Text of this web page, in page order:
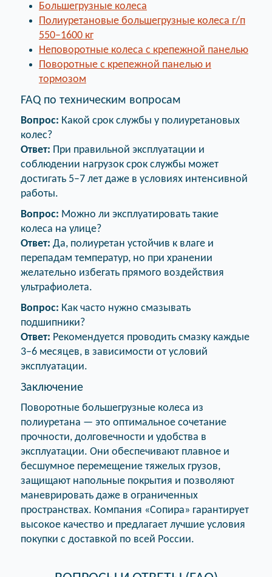
Большегрузные колеса
Полиуретановые большегрузные колеса г/п
550–1600 кг
Неповоротные колеса с крепежной панелью
Поворотные с крепежной панелью и
тормозом
FAQ по техническим вопросам
Вопрос: Какой срок службы у полиуретановых
колес?
Ответ: При правильной эксплуатации и
соблюдении нагрузок срок службы может
достигать 5–7 лет даже в условиях интенсивной
работы.
Вопрос: Можно ли эксплуатировать такие
колеса на улице?
Ответ: Да, полиуретан устойчив к влаге и
перепадам температур, но при хранении
желательно избегать прямого воздействия
ультрафиолета.
Вопрос: Как часто нужно смазывать
подшипники?
Ответ: Рекомендуется проводить смазку каждые
3–6 месяцев, в зависимости от условий
эксплуатации.
Заключение
Поворотные большегрузные колеса из
полиуретана — это оптимальное сочетание
прочности, долговечности и удобства в
эксплуатации. Они обеспечивают плавное и
бесшумное перемещение тяжелых грузов,
защищают напольные покрытия и позволяют
маневрировать даже в ограниченных
пространствах. Компания «Сопира» гарантирует
высокое качество и предлагает лучшие условия
покупки с доставкой по всей России.